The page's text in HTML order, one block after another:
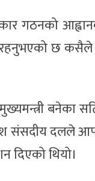
गठनको
छ कसैले
बनेका
संसदीय दलले
दिएको थियो।